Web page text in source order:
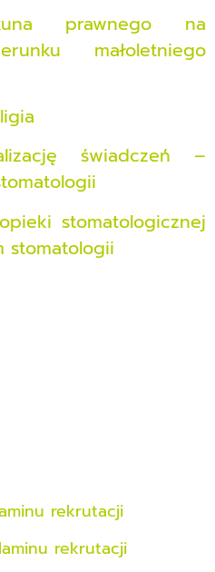
prawnego na
małoletniego
świadczeń –
stomatologicznej
stomatologii
rekrutacji
rekrutacji